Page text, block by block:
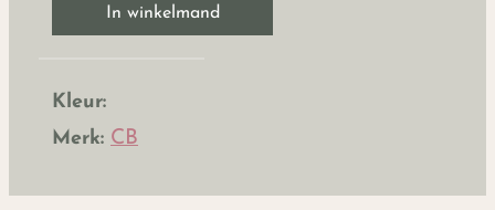
In winkelmand
Kleur:
Merk: CB